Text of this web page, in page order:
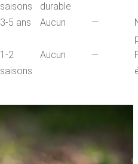
saisons
durable
3-5 ans Aucun —
1-2
saisons
Aucun —